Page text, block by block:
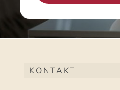
KONTAKT